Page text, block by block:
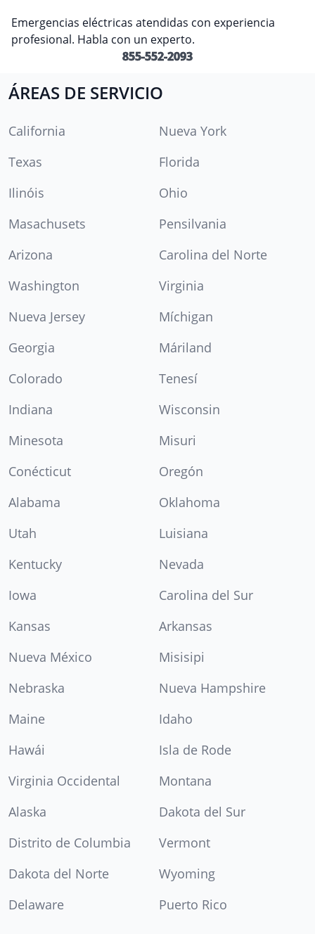
Emergencias eléctricas atendidas con experiencia
profesional. Habla con un experto.
855-552-2093
ÁREAS DE SERVICIO
California
Nueva York
Texas
Florida
Ilinóis
Ohio
Masachusets
Pensilvania
Arizona
Carolina del Norte
Washington
Virginia
Nueva Jersey
Míchigan
Georgia
Máriland
Colorado
Tenesí
Indiana
Wisconsin
Minesota
Misuri
Conécticut
Oregón
Alabama
Oklahoma
Utah
Luisiana
Kentucky
Nevada
Iowa
Carolina del Sur
Kansas
Arkansas
Nueva México
Misisipi
Nebraska
Nueva Hampshire
Maine
Idaho
Hawái
Isla de Rode
Virginia Occidental
Montana
Alaska
Dakota del Sur
Distrito de Columbia
Vermont
Dakota del Norte
Wyoming
Delaware
Puerto Rico